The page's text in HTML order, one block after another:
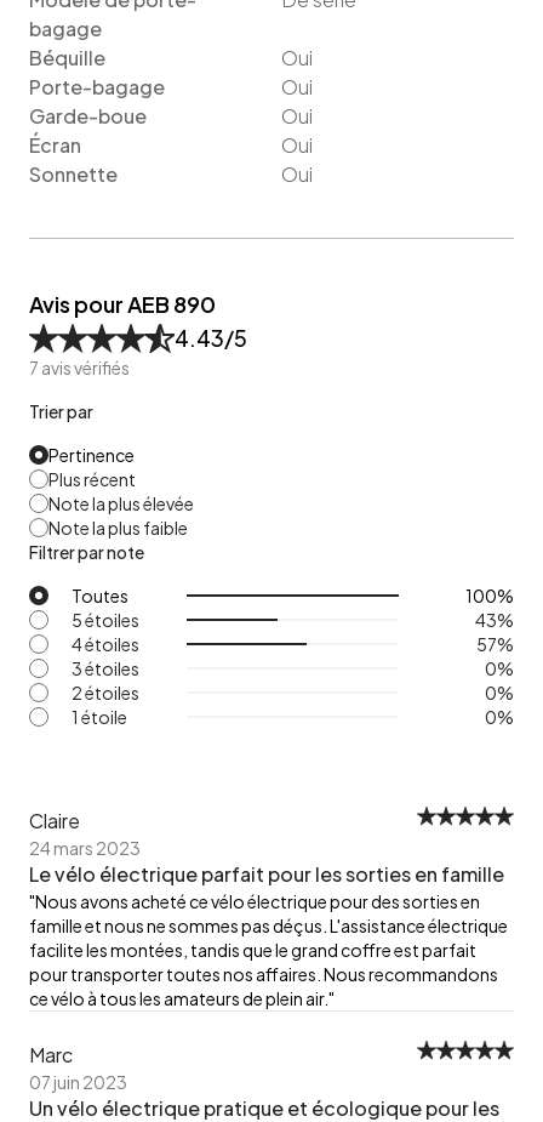
bagage
Béquille
Oui
Porte-bagage
Oui
Garde-boue
Oui
Écran
Oui
Sonnette
Oui
Avis pour AEB 890
4.43/5
7 avis vérifiés
Trier par
Pertinence
Plus récent
Note la plus élevée
Note la plus faible
Filtrer par note
Toutes
100%
5 étoiles
43%
4 étoiles
57%
3 étoiles
0%
2 étoiles
0%
1 étoile
0%
Claire
24 mars 2023
Le vélo électrique parfait pour les sorties en famille
"Nous avons acheté ce vélo électrique pour des sorties en
famille et nous ne sommes pas déçus. L'assistance électrique
facilite les montées, tandis que le grand coffre est parfait
pour transporter toutes nos affaires. Nous recommandons
ce vélo à tous les amateurs de plein air."
Marc
07 juin 2023
Un vélo électrique pratique et écologique pour les